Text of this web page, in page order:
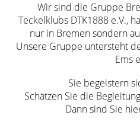
Wir sind die Gruppe
Teckelklubs DTK1888 e.V.,
nur in Bremen sondern
Unsere Gruppe untersteht
Ems
Sie begeistern
Schätzen Sie die
Dann sind Sie